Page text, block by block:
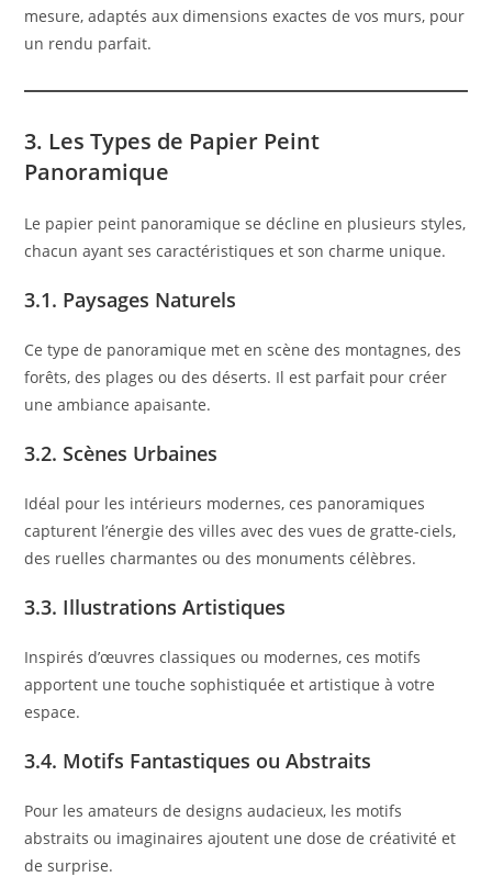
mesure, adaptés aux dimensions exactes de vos murs, pour
un rendu parfait.
3. Les Types de Papier Peint
Panoramique
Le papier peint panoramique se décline en plusieurs styles,
chacun ayant ses caractéristiques et son charme unique.
3.1. Paysages Naturels
Ce type de panoramique met en scène des montagnes, des
forêts, des plages ou des déserts. Il est parfait pour créer
une ambiance apaisante.
3.2. Scènes Urbaines
Idéal pour les intérieurs modernes, ces panoramiques
capturent l’énergie des villes avec des vues de gratte-ciels,
des ruelles charmantes ou des monuments célèbres.
3.3. Illustrations Artistiques
Inspirés d’œuvres classiques ou modernes, ces motifs
apportent une touche sophistiquée et artistique à votre
espace.
3.4. Motifs Fantastiques ou Abstraits
Pour les amateurs de designs audacieux, les motifs
abstraits ou imaginaires ajoutent une dose de créativité et
de surprise.